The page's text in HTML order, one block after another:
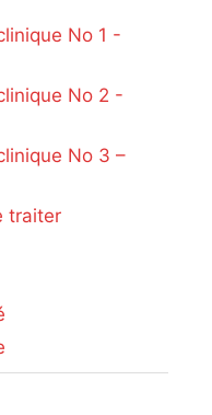
No 1 -
No 2 -
No 3 –
traiter